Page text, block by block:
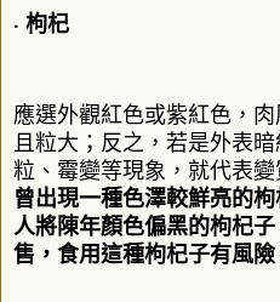
‧ 枸杞
應選外觀紅色或紫紅色，
且粒大；反之，若是外表
粒、霉變等現象，就代表變
曾出現一種色澤較鮮亮的
人將陳年顏色偏黑的枸杞
售，食用這種枸杞子有風險